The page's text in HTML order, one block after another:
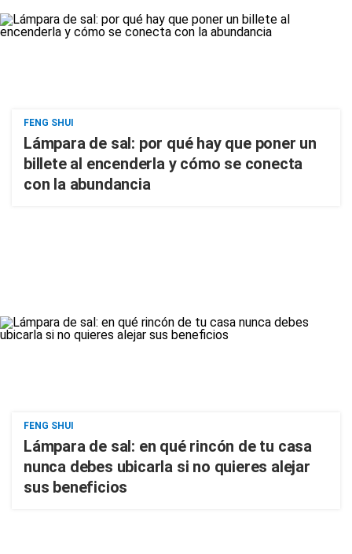
FENG SHUI
Lámpara de sal: por qué hay que poner un
billete al encenderla y cómo se conecta
con la abundancia
FENG SHUI
Lámpara de sal: en qué rincón de tu casa
nunca debes ubicarla si no quieres alejar
sus beneficios